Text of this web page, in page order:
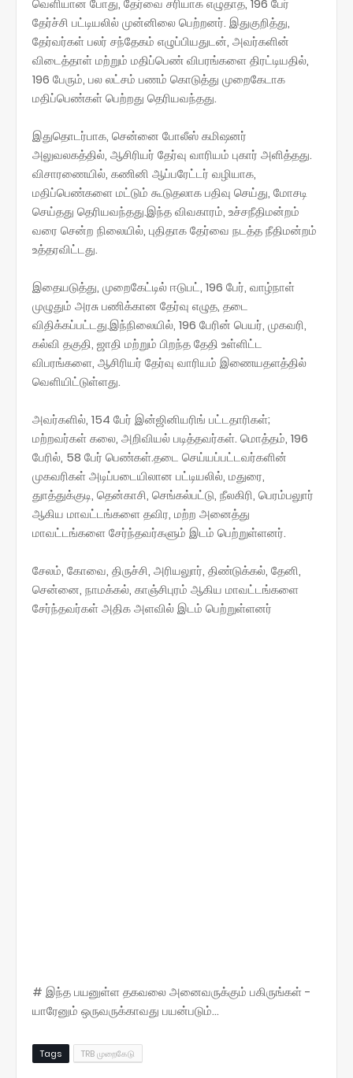
வெளியான போது, தேர்வை சரியாக எழுதாத, 196 பேர்
தேர்ச்சி பட்டியலில் முன்னிலை பெற்றனர். இதுகுறித்து,
தேர்வர்கள் பலர் சந்தேகம் எழுப்பியதுடன், அவர்களின்
விடைத்தாள் மற்றும் மதிப்பெண் விபரங்களை திரட்டியதில்,
196 பேரும், பல லட்சம் பணம் கொடுத்து முறைகேடாக
மதிப்பெண்கள் பெற்றது தெரியவந்தது.
இதுதொடர்பாக, சென்னை போலீஸ் கமிஷனர்
அலுவலகத்தில், ஆசிரியர் தேர்வு வாரியம் புகார் அளித்தது.
விசாரணையில், கணினி ஆப்பரேட்டர் வழியாக,
மதிப்பெண்களை மட்டும் கூடுதலாக பதிவு செய்து, மோசடி
செய்தது தெரியவந்தது.இந்த விவகாரம், உச்சநீதிமன்றம்
வரை சென்ற நிலையில், புதிதாக தேர்வை நடத்த நீதிமன்றம்
உத்தரவிட்டது.
இதையடுத்து, முறைகேட்டில் ஈடுபட், 196 பேர், வாழ்நாள்
முழுதும் அரசு பணிக்கான தேர்வு எழுத, தடை
விதிக்கப்பட்டது.இந்நிலையில், 196 பேரின் பெயர், முகவரி,
கல்வி தகுதி, ஜாதி மற்றும் பிறந்த தேதி உள்ளிட்ட
விபரங்களை, ஆசிரியர் தேர்வு வாரியம் இணையதளத்தில்
வெளியிட்டுள்ளது.
அவர்களில், 154 பேர் இன்ஜினியரிங் பட்டதாரிகள்;
மற்றவர்கள் கலை, அறிவியல் படித்தவர்கள். மொத்தம், 196
பேரில், 58 பேர் பெண்கள்.தடை செய்யப்பட்டவர்களின்
முகவரிகள் அடிப்படையிலான பட்டியலில், மதுரை,
துாத்துக்குடி, தென்காசி, செங்கல்பட்டு, நீலகிரி, பெரம்பலுார்
ஆகிய மாவட்டங்களை தவிர, மற்ற அனைத்து
மாவட்டங்களை சேர்ந்தவர்களும் இடம் பெற்றுள்ளனர்.
சேலம், கோவை, திருச்சி, அரியலுார், திண்டுக்கல், தேனி,
சென்னை, நாமக்கல், காஞ்சிபுரம் ஆகிய மாவட்டங்களை
சேர்ந்தவர்கள் அதிக அளவில் இடம் பெற்றுள்ளனர்
# இந்த பயனுள்ள தகவலை அனைவருக்கும் பகிருங்கள் -
யாரேனும் ஒருவருக்காவது பயன்படும்...
Tags TRB முறைகேடு